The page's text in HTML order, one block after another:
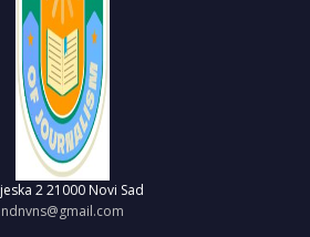
2 21000 Novi Sad
ndnvns@gmail.com